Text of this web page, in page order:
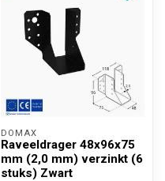
DOMAX
Raveeldrager 48x96x75
mm (2,0 mm) verzinkt (6
stuks) Zwart